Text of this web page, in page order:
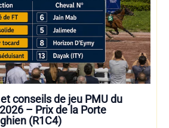
conseils de jeu PMU du
– Prix de la Porte
(R1C4)